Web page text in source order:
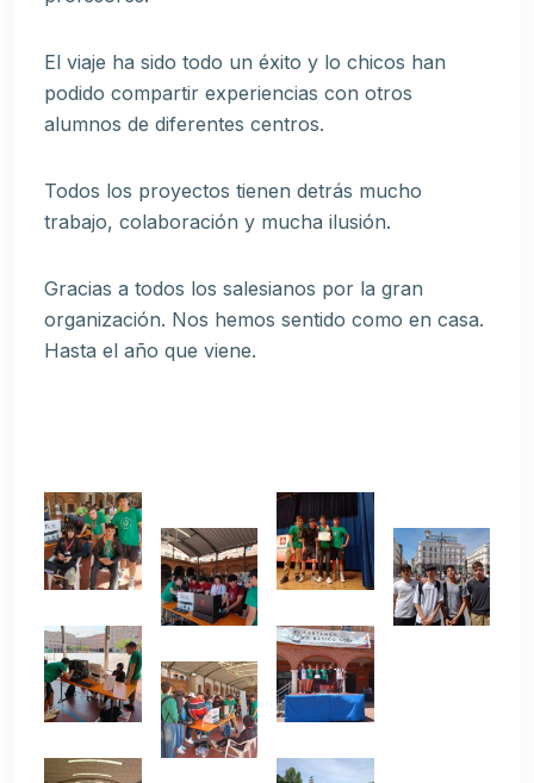
El viaje ha sido todo un éxito y lo chicos han
podido compartir experiencias con otros
alumnos de diferentes centros.
Todos los proyectos tienen detrás mucho
trabajo, colaboración y mucha ilusión.
Gracias a todos los salesianos por la gran
organización. Nos hemos sentido como en casa.
Hasta el año que viene.